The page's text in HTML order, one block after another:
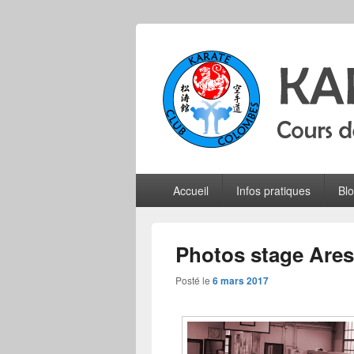
Karate Club
principalAccueil Infos pratiques
Photos stage
Posté le 6 mars 2017